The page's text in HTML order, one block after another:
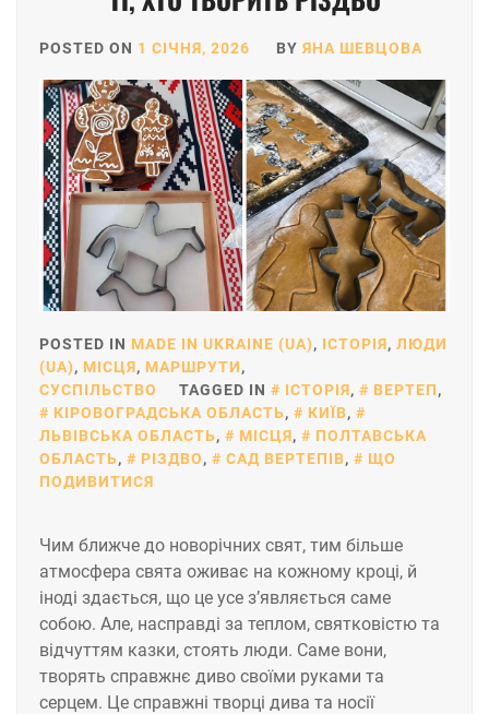
POSTED ON 1 СІЧНЯ, 2026 BY ЯНА ШЕВЦОВА
POSTED IN MADE IN UKRAINE (UA), ІСТОРІЯ, ЛЮДИ
(UA), МІСЦЯ, МАРШРУТИ,
СУСПІЛЬСТВО
TAGGED IN ІСТОРІЯ, ВЕРТЕП,
КІРОВОГРАДСЬКА ОБЛАСТЬ, КИЇВ,
ЛЬВІВСЬКА ОБЛАСТЬ, МІСЦЯ,
ПОЛТАВСЬКА
ОБЛАСТЬ, РІЗДВО, САД ВЕРТЕПІВ,
ЩО
ПОДИВИТИСЯ
Чим ближче до новорічних свят, тим більше
атмосфера свята оживає на кожному кроці, й
іноді здається, що це усе з’являється саме
собою. Але, насправді за теплом, святковістю та
відчуттям казки, стоять люди. Саме вони,
творять справжнє диво своїми руками та
серцем. Це справжні творці дива та носії